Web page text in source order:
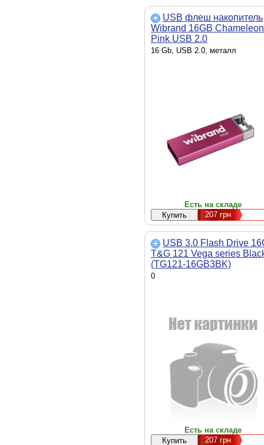
USB флеш накопитель
Wibrand 16GB Chameleon
Pink USB 2.0
(WI2.0/CH16U6P)
16 Gb, USB 2.0, металл
Есть на складе
207грн
USB 3.0 Flash Drive
T&G 121 Vega series
(TG121-16GB3BK)
0
Есть на складе
207грн